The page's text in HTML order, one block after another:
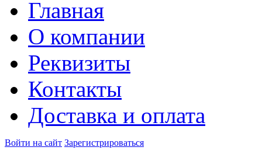
Главная
О компании
Реквизиты
Контакты
Доставка и оплата
Войти на сайт Зарегистрироваться